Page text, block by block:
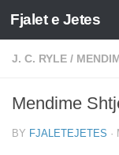
Skip to content
Fjalet e Jetes
J. C. RYLE /
Mendime
BY FJALETEJETES ·